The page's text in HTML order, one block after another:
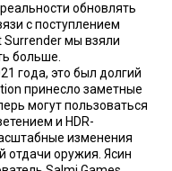
обновлять
с поступлением
Surrender мы взяли
больше.
года, это был долгий
принесло заметные
могут пользоваться
и HDR-
изменения
отдачи оружия. Ясин